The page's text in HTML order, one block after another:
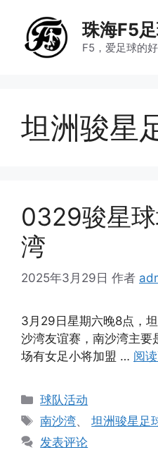
珠海F5
F5，爱足球的好
坦洲骏星
0329骏星
湾
2025年3月29日 作者
3月29日星期六晚8点，
沙湾友谊赛，南沙湾主要
场有女足小将加盟 … 阅
分
类
球队活动
标
签
南沙湾、坦洲骏星足
发表评论